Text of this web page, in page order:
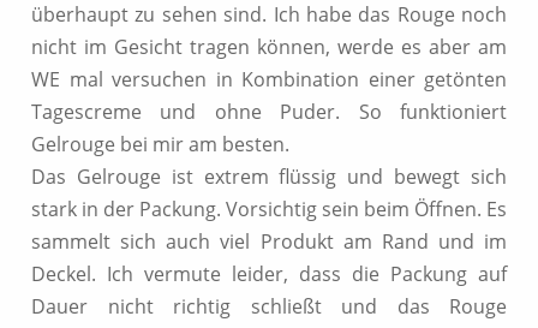
überhaupt zu sehen sind. Ich habe das Rouge noch
nicht im Gesicht tragen können, werde es aber am
WE mal versuchen in Kombination einer getönten
Tagescreme und ohne Puder. So funktioniert
Gelrouge bei mir am besten.
Das Gelrouge ist extrem flüssig und bewegt sich
stark in der Packung. Vorsichtig sein beim Öffnen. Es
sammelt sich auch viel Produkt am Rand und im
Deckel. Ich vermute leider, dass die Packung auf
Dauer nicht richtig schließt und das Rouge